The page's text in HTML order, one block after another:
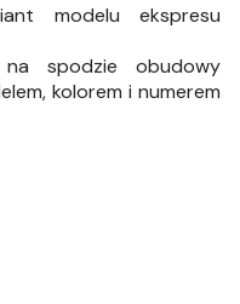
modelu ekspresu
spodzie obudowy
kolorem i numerem